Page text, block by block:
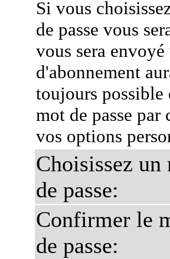
Si vous
de passe vous
vous sera
d'abonnement
toujours possible
mot de passe
vos options
Choisissez un
de passe:
Confirmer le
de passe: